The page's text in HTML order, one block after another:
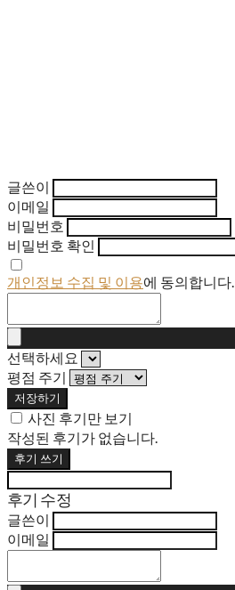
글쓴이
이메일
비밀번호
비밀번호 확인
개인정보 수집 및 이용에 동의합니다.
선택하세요
평점 주기
저장하기
사진 후기만 보기
작성된 후기가 없습니다.
후기 쓰기
후기 수정
글쓴이
이메일